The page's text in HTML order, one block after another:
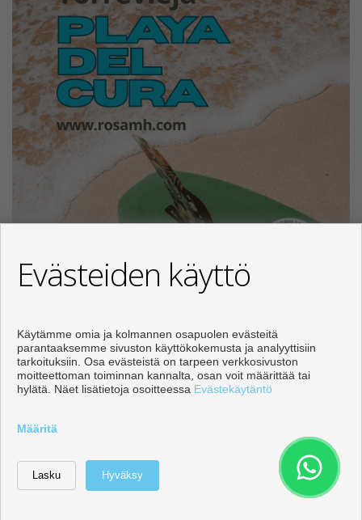
Playa del Cura
(Torrevieja) |
Merenranta-
asunnot lähellä
Orihuela Costaa
Evästeiden käyttö
Käytämme omia ja kolmannen osapuolen evästeitä
parantaaksemme sivuston käyttökokemusta ja analyyttisiin
tarkoituksiin. Osa evästeistä on tarpeen verkkosivuston
moitteettoman toiminnan kannalta, osan voit määrittää tai
hylätä. Näet lisätietoja osoitteessa Evästekäytäntö
Määritä